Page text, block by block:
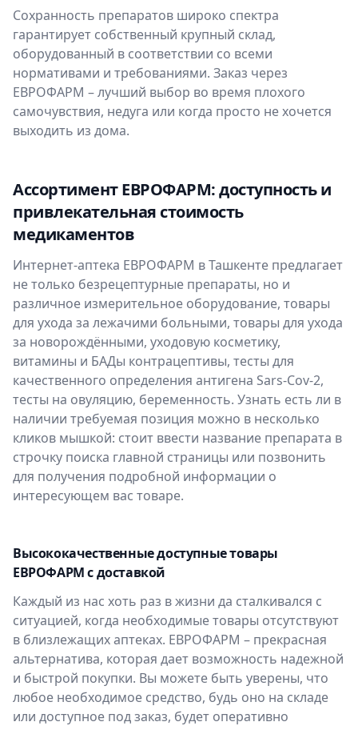
Сохранность препаратов широко спектра
гарантирует собственный крупный склад,
оборудованный в соответствии со всеми
нормативами и требованиями. Заказ через
ЕВРОФАРМ – лучший выбор во время плохого
самочувствия, недуга или когда просто не хочется
выходить из дома.
Ассортимент ЕВРОФАРМ: доступность и
привлекательная стоимость
медикаментов
Интернет-аптека ЕВРОФАРМ в Ташкенте предлагает
не только безрецептурные препараты, но и
различное измерительное оборудование, товары
для ухода за лежачими больными, товары для ухода
за новорождёнными, уходовую косметику,
витамины и БАДы контрацептивы, тесты для
качественного определения антигена Sars-Cov-2,
тесты на овуляцию, беременность. Узнать есть ли в
наличии требуемая позиция можно в несколько
кликов мышкой: стоит ввести название препарата в
строчку поиска главной страницы или позвонить
для получения подробной информации о
интересующем вас товаре.
Высококачественные доступные товары
ЕВРОФАРМ с доставкой
Каждый из нас хоть раз в жизни да сталкивался с
ситуацией, когда необходимые товары отсутствуют
в близлежащих аптеках. ЕВРОФАРМ – прекрасная
альтернатива, которая дает возможность надежной
и быстрой покупки. Вы можете быть уверены, что
любое необходимое средство, будь оно на складе
или доступное под заказ, будет оперативно